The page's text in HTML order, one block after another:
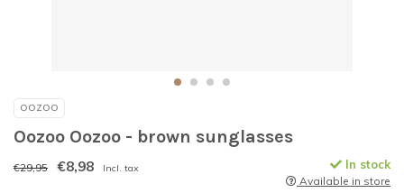
OOZOO
Oozoo Oozoo - brown sunglasses
€29,95 €8,98 Incl. tax In stock
Available in store